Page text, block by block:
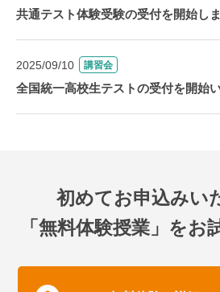
共通テスト体験受験の受付を開始しま
2025/09/10 講習会
全国統一高校生テストの受付を開始
初めてお申込みい
「無料体験授業」をお